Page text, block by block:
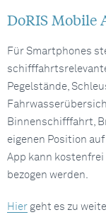
DoRIS Mobile
Für Smartphones
Pegelstände,
Binnenschifffahrt,
eigenen Position auf
App kann kostenfrei
bezogen werden.
Hier geht es zu